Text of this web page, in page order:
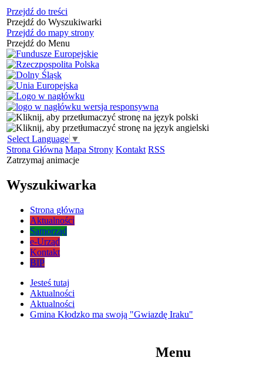
Przejdź do treści
Przejdź do Wyszukiwarki
Przejdź do mapy strony
Przejdź do Menu
Select Language ▼
Strona Główna Mapa Strony Kontakt RSS
Zatrzymaj animacje
Wyszukiwarka
Strona główna
Aktualności
Samorząd
e-Urząd
Kontakt
BIP
Jesteś tutaj
Aktualności
Aktualności
Gmina Kłodzko ma swoją "Gwiazdę Iraku"
Menu